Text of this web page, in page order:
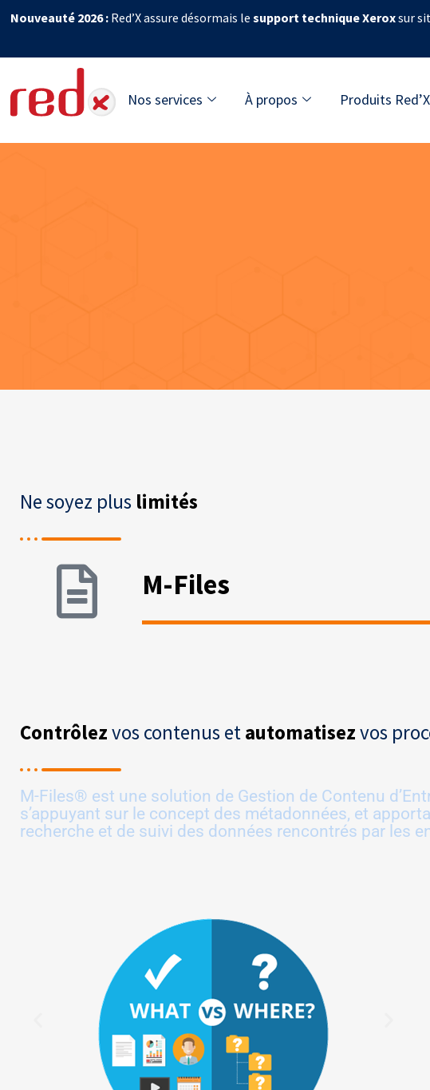
Nouveauté 2026 : Red’X assure désormais lesupport technique Xeroxsur
Nos services À propos Produits Red’X
L'information, c'est le pouvoir, et savoir
Ne soyez plus limités
M-Files
Contrôlezvos contenus etautomatisezvos
M-Files® est une solution de Gestion de Contenu
s’appuyant sur le concept des métadonnées, et
recherche et de suivi des données rencontrés par les